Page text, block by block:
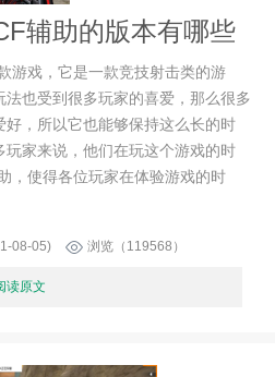
辅助的版本有哪些
游戏，它是一款竞技射击类的游
也受到很多玩家的喜爱，那么很多
好，所以它也能够保持这么长的时
家来说，他们在玩这个游戏的时
，使得各位玩家在体验游戏的时
08-05) 浏览（119568）
读原文